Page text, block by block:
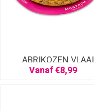
ABRIKOZEN VLAAI
Vanaf €8,99